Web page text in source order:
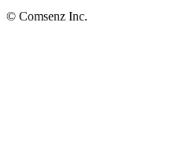
© Comsenz Inc.